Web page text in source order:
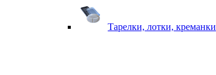
Тарелки, лотки, креманки